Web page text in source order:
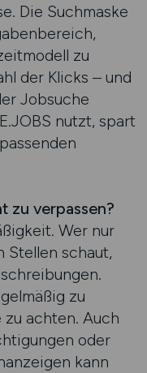
Die Suchmaske
zu
der Klicks – und
Jobsuche
nutzt, spart
zu verpassen?
Wer nur
Stellen schaut,
zu
achten. Auch
oder
kann